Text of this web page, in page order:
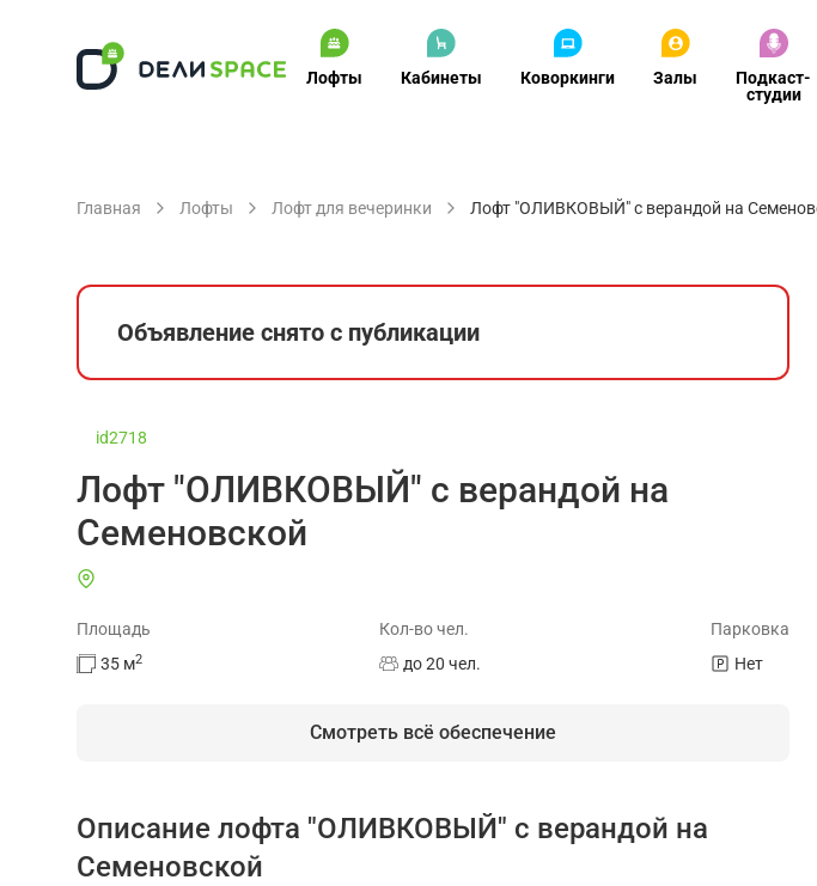
Лофты Кабинеты Коворкинги Залы
Подкаст-
студии
Главная Лофты Лофт для вечеринки Лофт "ОЛИВКОВЫЙ" с верандой на
Объявление снято с публикации
id2718
Лофт "ОЛИВКОВЫЙ" с верандой на
Семеновской
Площадь
35 м2
Кол-во чел.
до 20 чел.
Парковка
Нет
Смотреть всё обеспечение
На площадке есть
Описание лофта "ОЛИВКОВЫЙ" с верандой на
Семеновской